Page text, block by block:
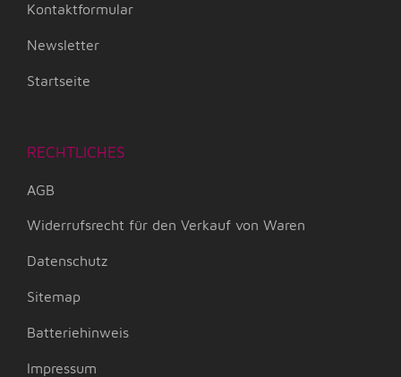
Kontaktformular
Newsletter
Startseite
RECHTLICHES
AGB
Widerrufsrecht für den Verkauf von Waren
Datenschutz
Sitemap
Batteriehinweis
Impressum